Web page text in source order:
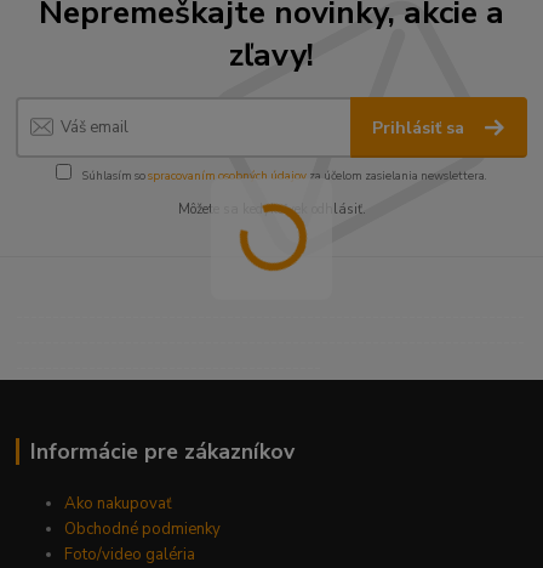
Nepremeškajte novinky, akcie a
zľavy!
Prihlásiť sa
Súhlasím sospracovaním osobných údajov za účelom zasielania newslettera.
Môžete sa kedykoľvek odhlásiť.
Informácie pre zákazníkov
Ako nakupovať
Obchodné podmienky
Foto/video galéria